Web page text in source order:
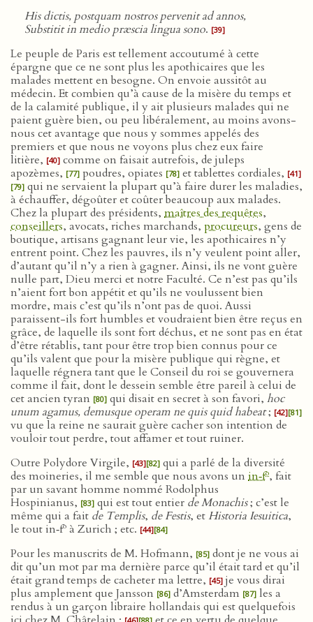
His dictis, postquam nostros pervenit ad annos,
Substitit in medio præscia lingua sono. [39]
Le peuple de Paris est tellement accoutumé à cette
épargne que ce ne sont plus les apothicaires que les
malades mettent en besogne. On envoie aussitôt au
médecin. Et combien qu’à cause de la misère du temps et
de la calamité publique, il y ait plusieurs malades qui ne
paient guère bien, ou peu libéralement, au moins avons-
nous cet avantage que nous y sommes appelés des
premiers et que nous ne voyons plus chez eux faire
litière, [40] comme on faisait autrefois, de juleps
apozèmes, [77] poudres, opiates [78] et tablettes cordiales, [41]
[79] qui ne servaient la plupart qu’à faire durer les maladies,
à échauffer, dégoûter et coûter beaucoup aux malades.
Chez la plupart des présidents, maîtres des requêtes,
conseillers, avocats, riches marchands, procureurs, gens de
boutique, artisans gagnant leur vie, les apothicaires n’y
entrent point. Chez les pauvres, ils n’y veulent point aller,
d’autant qu’il n’y a rien à gagner. Ainsi, ils ne vont guère
nulle part, Dieu merci et notre Faculté. Ce n’est pas qu’ils
n’aient fort bon appétit et qu’ils ne voulussent bien
mordre, mais c’est qu’ils n’ont pas de quoi. Aussi
paraissent-ils fort humbles et voudraient bien être reçus en
grâce, de laquelle ils sont fort déchus, et ne sont pas en état
d’être rétablis, tant pour être trop bien connus pour ce
qu’ils valent que pour la misère publique qui règne, et
laquelle régnera tant que le Conseil du roi se gouvernera
comme il fait, dont le dessein semble être pareil à celui de
cet ancien tyran [80] qui disait en secret à son favori, hoc
unum agamus, demusque operam ne quis quid habeat; [42][81]
vu que la reine ne saurait guère cacher son intention de
vouloir tout perdre, tout affamer et tout ruiner.
Outre Polydore Virgile, [43][82] qui a parlé de la diversité
des moineries, il me semble que nous avons un in‑fo, fait
par un savant homme nommé Rodolphus
Hospinianus, [83] qui est tout entier de Monachis; c’est le
même qui a fait de Templis, de Festis, etHistoria Iesuitica,
le tout in‑fo à Zurich ; etc. [44][84]
Pour les manuscrits de M. Hofmann, [85] dont je ne vous ai
dit qu’un mot par ma dernière parce qu’il était tard et qu’il
était grand temps de cacheter ma lettre, [45] je vous dirai
plus amplement que Jansson [86] d’Amsterdam [87] les a
rendus à un garçon libraire hollandais qui est quelquefois